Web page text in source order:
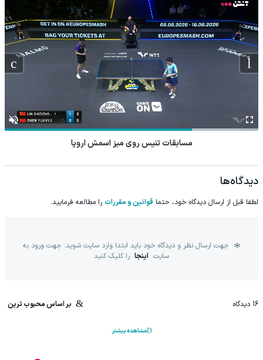
مسابقات تنیس روی میز اسمش اروپا
دیدگاه‌ها
لطفا قبل از ارسال دیدگاه خود، حتما قوانین و مقررات را مطالعه فرمایید.
جهت ارسال نظر و دیدگاه خود باید ابتدا وارد سایت شوید. جهت ورود به
سایت اینجا را کلیک کنید
16 دیدگاه بر اساس محبوب ترین
مشاهده بیشتر